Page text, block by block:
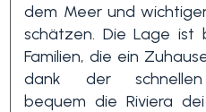
dem Meer und
schätzen. Die Lage ist
Familien, die ein
dank der schnellen
bequem die Riviera
1
2